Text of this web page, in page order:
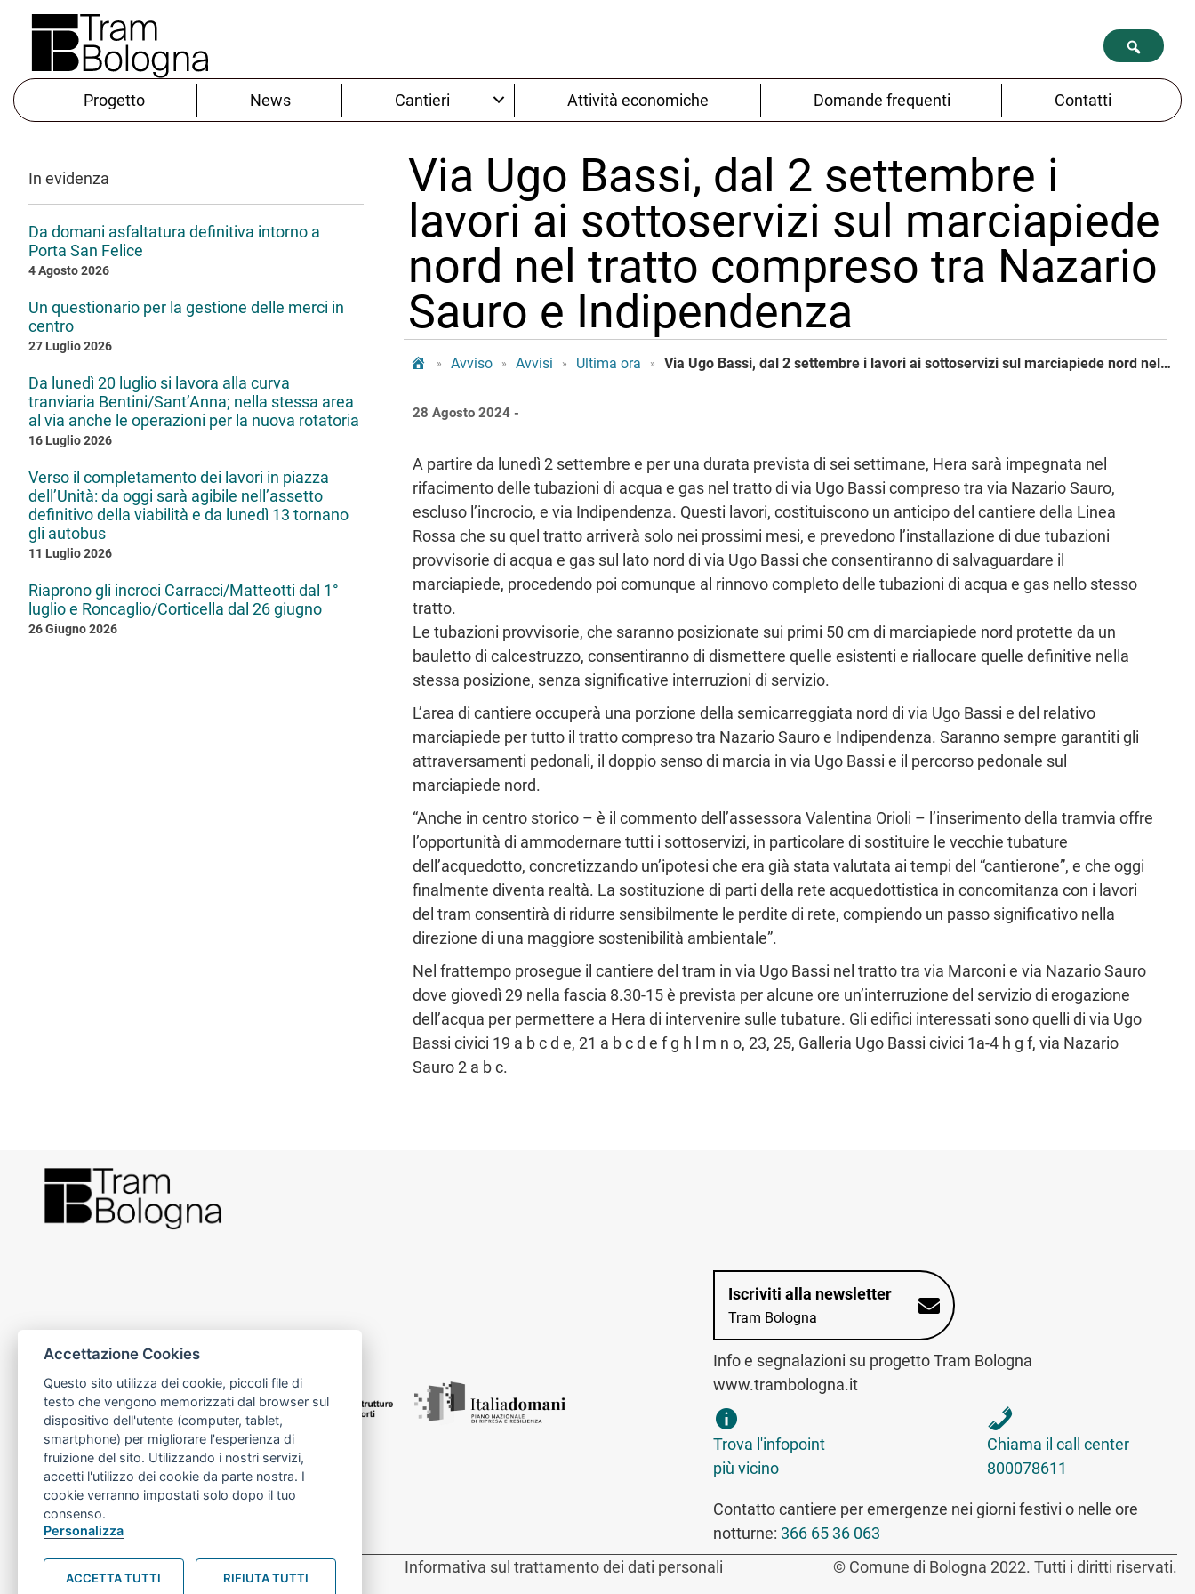
Progetto News Cantieri Attività economiche Domande frequenti Contatti
In evidenza
Da domani asfaltatura definitiva intorno a
Porta San Felice
4 Agosto 2026
Un questionario per la gestione delle merci in
centro
27 Luglio 2026
Da lunedì 20 luglio si lavora alla curva
tranviaria Bentini/Sant’Anna; nella stessa area
al via anche le operazioni per la nuova rotatoria
16 Luglio 2026
Verso il completamento dei lavori in piazza
dell’Unità: da oggi sarà agibile nell’assetto
definitivo della viabilità e da lunedì 13 tornano
gli autobus
11 Luglio 2026
Riaprono gli incroci Carracci/Matteotti dal 1°
luglio e Roncaglio/Corticella dal 26 giugno
26 Giugno 2026
Via Ugo Bassi, dal 2 settembre i
lavori ai sottoservizi sul marciapiede
nord nel tratto compreso tra Nazario
Sauro e Indipendenza
Tram Bologna
» Avviso » Avvisi » Ultima ora » Via Ugo Bassi, dal 2 settembre i lavori ai sottoservizi sul marciapiede nord nel tratto compreso tra Nazario Sauro e Indipendenza
28 Agosto 2024 -
A partire da lunedì 2 settembre e per una durata prevista di sei settimane, Hera sarà impegnata nel
rifacimento delle tubazioni di acqua e gas nel tratto di via Ugo Bassi compreso tra via Nazario Sauro,
escluso l’incrocio, e via Indipendenza. Questi lavori, costituiscono un anticipo del cantiere della Linea
Rossa che su quel tratto arriverà solo nei prossimi mesi, e prevedono l’installazione di due tubazioni
provvisorie di acqua e gas sul lato nord di via Ugo Bassi che consentiranno di salvaguardare il
marciapiede, procedendo poi comunque al rinnovo completo delle tubazioni di acqua e gas nello stesso
tratto.
Le tubazioni provvisorie, che saranno posizionate sui primi 50 cm di marciapiede nord protette da un
bauletto di calcestruzzo, consentiranno di dismettere quelle esistenti e riallocare quelle definitive nella
stessa posizione, senza significative interruzioni di servizio.
L’area di cantiere occuperà una porzione della semicarreggiata nord di via Ugo Bassi e del relativo
marciapiede per tutto il tratto compreso tra Nazario Sauro e Indipendenza. Saranno sempre garantiti gli
attraversamenti pedonali, il doppio senso di marcia in via Ugo Bassi e il percorso pedonale sul
marciapiede nord.
“Anche in centro storico – è il commento dell’assessora Valentina Orioli – l’inserimento della tramvia offre
l’opportunità di ammodernare tutti i sottoservizi, in particolare di sostituire le vecchie tubature
dell’acquedotto, concretizzando un’ipotesi che era già stata valutata ai tempi del “cantierone”, e che oggi
finalmente diventa realtà. La sostituzione di parti della rete acquedottistica in concomitanza con i lavori
del tram consentirà di ridurre sensibilmente le perdite di rete, compiendo un passo significativo nella
direzione di una maggiore sostenibilità ambientale”.
Nel frattempo prosegue il cantiere del tram in via Ugo Bassi nel tratto tra via Marconi e via Nazario Sauro
dove giovedì 29 nella fascia 8.30-15 è prevista per alcune ore un’interruzione del servizio di erogazione
dell’acqua per permettere a Hera di intervenire sulle tubature. Gli edifici interessati sono quelli di via Ugo
Bassi civici 19 a b c d e, 21 a b c d e f g h l m n o, 23, 25, Galleria Ugo Bassi civici 1a-4 h g f, via Nazario
Sauro 2 a b c.
Iscriviti alla newsletter
Tram Bologna
Info e segnalazioni su progetto Tram Bologna
www.trambologna.it
trova infopoint sulla mappa interattiva
Trova l'infopoint
più vicino
telefona al call center
Chiama il call center
800078611
Contatto cantiere per emergenze nei giorni festivi o nelle ore
notturne: 366 65 36 063
Preferenze Cookie prova Informativa sul trattamento dei dati personali © Comune di Bologna 2022. Tutti i diritti riservati.
Accettazione Cookies
Questo sito utilizza dei cookie, piccoli file di
testo che vengono memorizzati dal browser sul
dispositivo dell'utente (computer, tablet,
smartphone) per migliorare l'esperienza di
fruizione del sito. Utilizzando i nostri servizi,
accetti l'utilizzo dei cookie da parte nostra. I
cookie verranno impostati solo dopo il tuo
consenso.
Personalizza
ACCETTA TUTTI RIFIUTA TUTTI